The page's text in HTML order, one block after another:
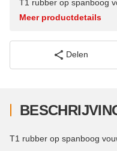
T1 rubber op spanboog
Meer productdetails
Delen
T1 rubber op spanboog